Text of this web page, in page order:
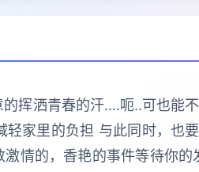
挥洒青春的汗….呃..可也能
家里的负担 与此同时，也
情的，香艳的事件等待你